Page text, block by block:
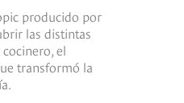
producido por
las distintas
el
transformó la